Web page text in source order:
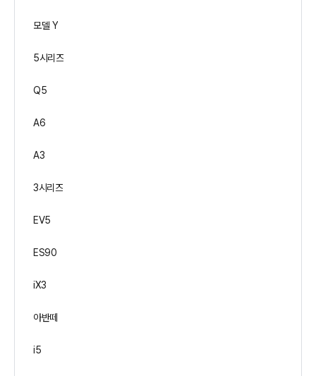
모델 Y
5시리즈
Q5
A6
A3
3시리즈
EV5
ES90
iX3
아반떼
i5